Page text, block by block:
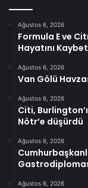
Ağustos 6, 2026
Formula E ve
Hayatını
Ağustos 6, 2026
Van Gölü
Ağustos 6, 2026
Citi,
Nötr’e düşürdü
Ağustos 6, 2026
Ağustos 6, 2026